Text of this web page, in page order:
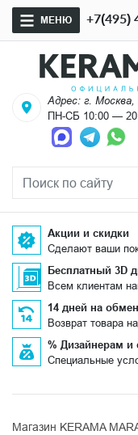
МЕНЮ +7(495)
Адрес: г. Москва,
ПН-СБ 10:00 —
Акции и скидки
Сделают ваши
Бесплатный 3D
Всем клиентам
14 дней на
Возврат товара
% Дизайнерам и
Специальные
Магазин KERAMA